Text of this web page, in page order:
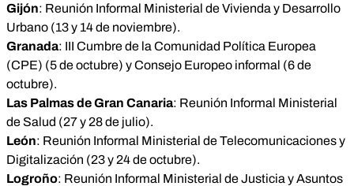
Gijón: Reunión Informal Ministerial de Vivienda y Desarrollo
Urbano (13 y 14 de noviembre).
Granada: III Cumbre de la Comunidad Política Europea
(CPE) (5 de octubre) y Consejo Europeo informal (6 de
octubre).
Las Palmas de Gran Canaria: Reunión Informal Ministerial
de Salud (27 y 28 de julio).
León: Reunión Informal Ministerial de Telecomunicaciones y
Digitalización (23 y 24 de octubre).
Logroño: Reunión Informal Ministerial de Justicia y Asuntos